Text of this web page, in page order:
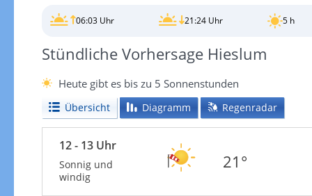
06:03 Uhr 21:24 Uhr 5 h
Stündliche Vorhersage Hieslum
Heute gibt es bis zu 5 Sonnenstunden
Übersicht Diagramm Regenradar
12 - 13 Uhr
Sonnig und
windig
21°